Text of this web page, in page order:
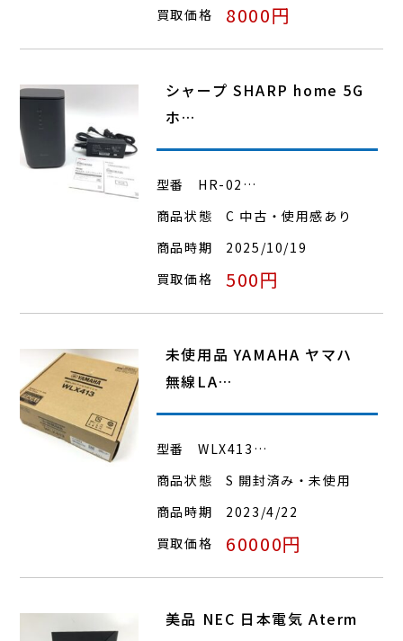
買取価格
8000円
シャープ SHARP home 5G
ホ…
型番
HR-02…
商品状態
C 中古・使用感あり
商品時期
2025/10/19
買取価格
500円
未使用品 YAMAHA ヤマハ
無線LA…
型番
WLX413…
商品状態
S 開封済み・未使用
商品時期
2023/4/22
買取価格
60000円
美品 NEC 日本電気 Aterm